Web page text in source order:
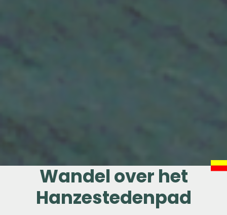
Wandel over het
Hanzestedenpad